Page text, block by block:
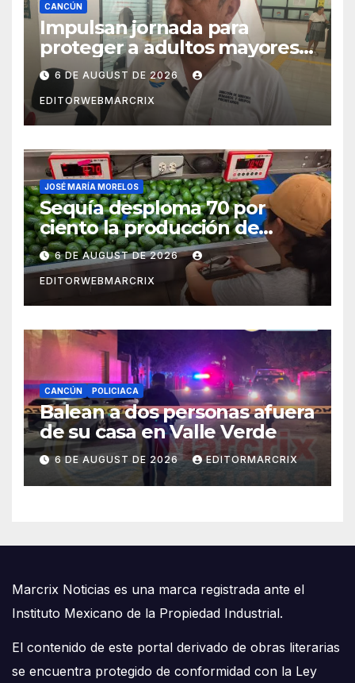
CANCÚN
Impulsan jornada para
proteger a adultos mayores
de fraudes en Cancún
6 DE AUGUST DE 2026
EDITORWEBMARCRIX
JOSÉ MARÍA MORELOS
Sequía desploma 70 por
ciento la producción de
aguacate en Candelaria
6 DE AUGUST DE 2026
EDITORWEBMARCRIX
CANCÚN POLICIACA
Balean a dos personas afuera
de su casa en Valle Verde
6 DE AUGUST DE 2026 EDITORMARCRIX
Marcrix Noticias es una marca registrada ante el
Instituto Mexicano de la Propiedad Industrial.
El contenido de este portal derivado de obras literarias
se encuentra protegido de conformidad con la Ley